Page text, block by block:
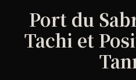
Port du
Tachi et